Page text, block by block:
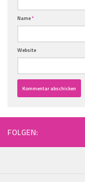
Name*
Website
FOLGEN: